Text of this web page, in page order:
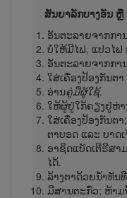
ສັນຍາລັກບາງອັນ ຫຼື
ອັນຕະລາຍຈາກກາ
ບໍ່ໃຫ້ມີໄຟ, ແປວໄຟ
ອັນຕະລາຍຈາກກ
ໃສ່ເຄື່ອງປ້ອງກັນຕາ
ອ່ານຄູ່ມືຜູ້​ໃຊ້.
ໃຫ້ຜູ້ຢູ່ໃກ້ຄຽງຢູ່ຫ່າ
ໃສ່ເຄື່ອງປ້ອງກັນຕ
ຕາບອດ ແລະ ບາດ
ອາຊິດແບັດເຕີຣີສາ
ໄດ້.
ລ້າງຕາດ້ວຍນ້ຳທັນ​
ມີສານຕະກົ່ວ; ຫ້າ